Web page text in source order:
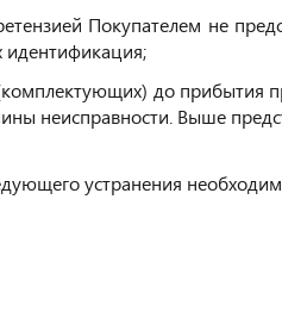
Покупателем не
идентификация;
до прибытия
неисправности. Выше
устранения